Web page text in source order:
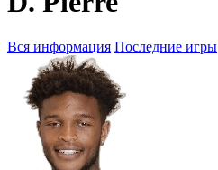
Вся информация Последние игры